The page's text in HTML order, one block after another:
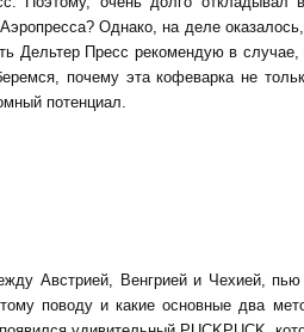
Однако, на деле
Дельтер Пресс рекомендую в
почему эта кофеварка не
потенциал.
Австрией, Венгрией и Чехией,
поводу и какие основные два